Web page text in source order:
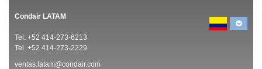
Condair LATAM
Tel. +52 414-273-6213
Tel. +52 414-273-2229
ventas.latam@condair.com